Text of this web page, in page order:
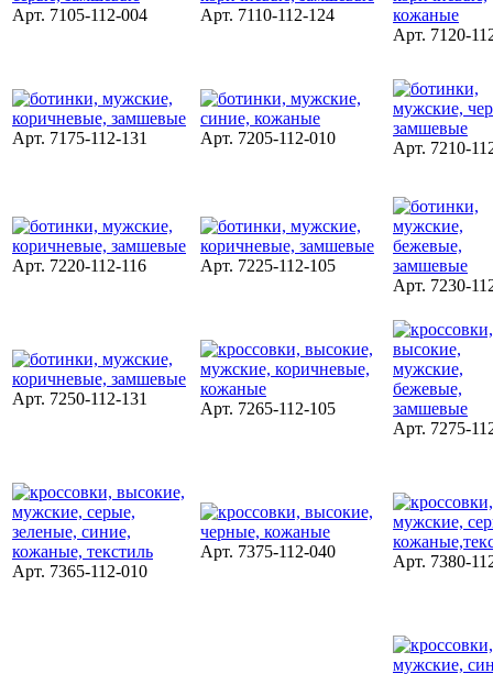
Арт. 7105-112-004
Арт. 7110-112-124
Арт. 7120-
Арт. 7175-112-131 Арт. 7205-112-010
Арт. 7210-
Арт. 7220-112-116
Арт. 7225-112-105
Арт. 7230-
Арт. 7250-112-131
Арт. 7265-112-105
Арт. 7275-
Арт. 7365-112-010
Арт. 7375-112-040
Арт. 7380-